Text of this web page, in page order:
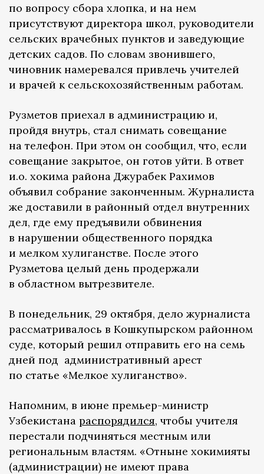
по вопросу сбора хлопка, и на нем
присутствуют директора школ, руководители
сельских врачебных пунктов и заведующие
детских садов. По словам звонившего,
чиновник намеревался привлечь учителей
и врачей к сельскохозяйственным работам.
Рузметов приехал в администрацию и,
пройдя внутрь, стал снимать совещание
на телефон. При этом он сообщил, что, если
совещание закрытое, он готов уйти. В ответ
и.о. хокима района Джурабек Рахимов
объявил собрание законченным. Журналиста
же доставили в районный отдел внутренних
дел, где ему предъявили обвинения
в нарушении общественного порядка
и мелком хулиганстве. После этого
Рузметова целый день продержали
в областном вытрезвителе.
В понедельник, 29 октября, дело журналиста
рассматривалось в Кошкупырском районном
суде, который решил отправить его на семь
дней под административный арест
по статье «Мелкое хулиганство».
Напомним, в июне премьер-министр
Узбекистана распорядился, чтобы учителя
перестали подчиняться местным или
региональным властям. «Отныне хокимияты
(администрации) не имеют права